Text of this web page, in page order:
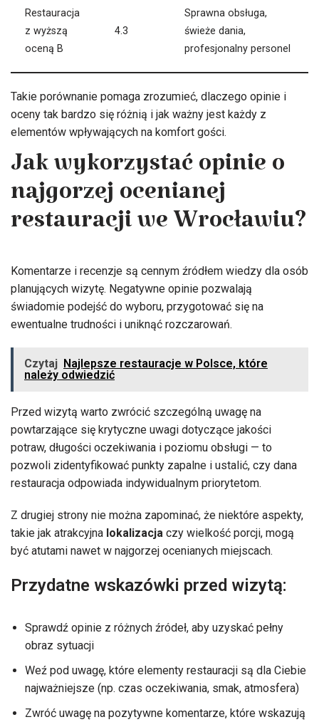
Restauracja
z wyższą
oceną B
4.3
Sprawna obsługa,
świeże dania,
profesjonalny personel
Takie porównanie pomaga zrozumieć, dlaczego opinie i
oceny tak bardzo się różnią i jak ważny jest każdy z
elementów wpływających na komfort gości.
Jak wykorzystać opinie o
najgorzej ocenianej
restauracji we Wrocławiu?
Komentarze i recenzje są cennym źródłem wiedzy dla osób
planujących wizytę. Negatywne opinie pozwalają
świadomie podejść do wyboru, przygotować się na
ewentualne trudności i uniknąć rozczarowań.
Czytaj Najlepsze restauracje w Polsce, które
należy odwiedzić
Przed wizytą warto zwrócić szczególną uwagę na
powtarzające się krytyczne uwagi dotyczące jakości
potraw, długości oczekiwania i poziomu obsługi — to
pozwoli zidentyfikować punkty zapalne i ustalić, czy dana
restauracja odpowiada indywidualnym priorytetom.
Z drugiej strony nie można zapominać, że niektóre aspekty,
takie jak atrakcyjna lokalizacja czy wielkość porcji, mogą
być atutami nawet w najgorzej ocenianych miejscach.
Przydatne wskazówki przed wizytą:
Sprawdź opinie z różnych źródeł, aby uzyskać pełny
obraz sytuacji
Weź pod uwagę, które elementy restauracji są dla Ciebie
najważniejsze (np. czas oczekiwania, smak, atmosfera)
Zwróć uwagę na pozytywne komentarze, które wskazują